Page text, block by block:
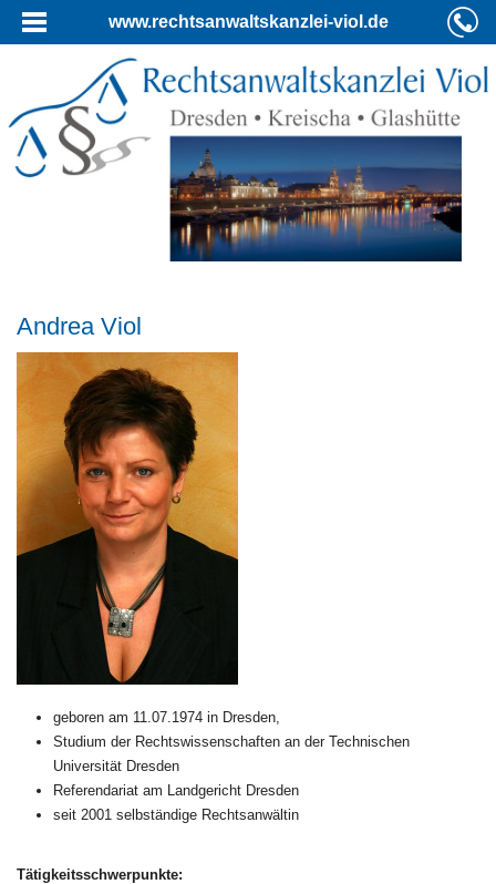
www.rechtsanwaltskanzlei-viol.de
Andrea Viol
geboren am 11.07.1974 in Dresden,
Studium der Rechtswissenschaften an der Technischen
Universität Dresden
Referendariat am Landgericht Dresden
seit 2001 selbständige Rechtsanwältin
Tätigkeitsschwerpunkte: